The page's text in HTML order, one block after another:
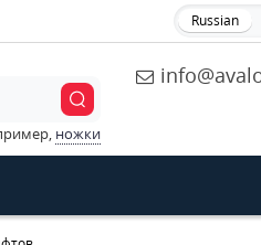
Russian
ножки